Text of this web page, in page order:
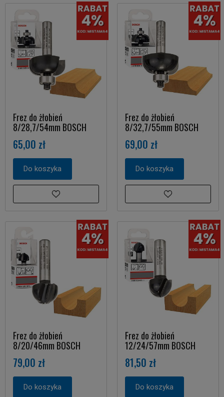
Frez do żłobień
8/28,7/54mm BOSCH
65,00 zł
Do koszyka
Frez do żłobień
8/32,7/55mm BOSCH
69,00 zł
Do koszyka
Frez do żłobień
8/20/46mm BOSCH
79,00 zł
Do koszyka
Frez do żłobień
12/24/57mm BOSCH
81,50 zł
Do koszyka